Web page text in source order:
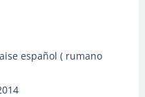
español ( rumano